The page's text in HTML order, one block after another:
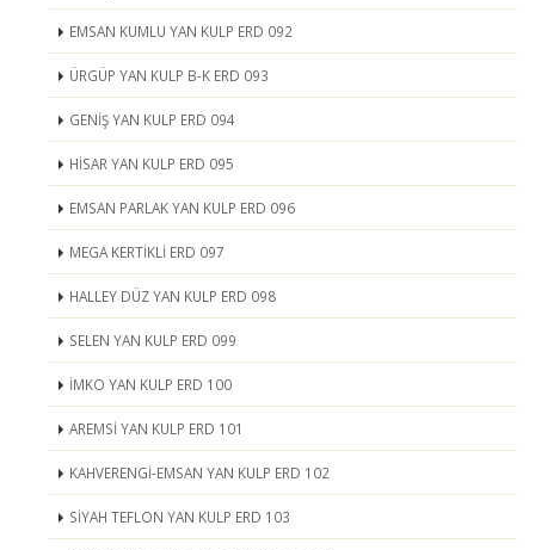
EMSAN KUMLU YAN KULP ERD 092
ÜRGÜP YAN KULP B-K ERD 093
GENİŞ YAN KULP ERD 094
HİSAR YAN KULP ERD 095
EMSAN PARLAK YAN KULP ERD 096
MEGA KERTİKLİ ERD 097
HALLEY DÜZ YAN KULP ERD 098
SELEN YAN KULP ERD 099
İMKO YAN KULP ERD 100
AREMSİ YAN KULP ERD 101
KAHVERENGİ-EMSAN YAN KULP ERD 102
SİYAH TEFLON YAN KULP ERD 103